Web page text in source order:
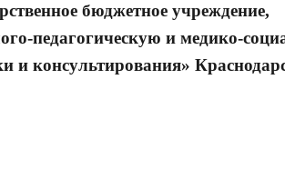
бюджетное учреждение,
педагогическую и медико-
и консультирования»